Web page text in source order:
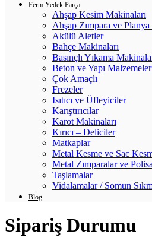
Ferm Yedek Parça
Ahşap Kesim Makinaları
Ahşap Zımpara ve Planya
Akülü Aletler
Bahçe Makinaları
Basınçlı Yıkama
Beton ve Yapı
Çok Amaçlı
Frezeler
Isıtıcı ve Üfleyiciler
Karıştırıcılar
Karot Makinaları
Kırıcı – Deliciler
Matkaplar
Metal Kesme ve Sac
Metal Zımparalar ve
Taşlamalar
Vidalamalar / Somun
Blog
Sipariş Durumu